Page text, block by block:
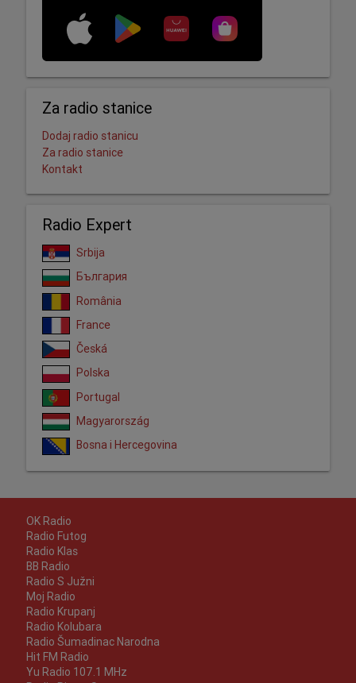
Za radio stanice
Dodaj radio stanicu
Za radio stanice
Kontakt
Radio Expert
Srbija
България
România
France
Česká
Polska
Portugal
Magyarország
Bosna i Hercegovina
OK Radio
Radio Futog
Radio Klas
BB Radio
Radio S Južni
Moj Radio
Radio Krupanj
Radio Kolubara
Radio Šumadinac Narodna
Hit FM Radio
Yu Radio 107.1 MHz